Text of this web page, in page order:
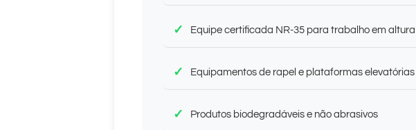
Equipe certificada NR-35 para trabalho em altura
Equipamentos de rapel e plataformas elevatórias
Produtos biodegradáveis e não abrasivos